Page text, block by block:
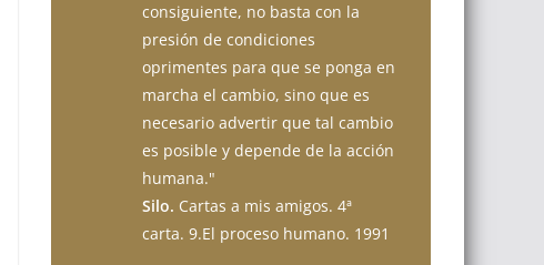
consiguiente, no basta con la
presión de condiciones
oprimentes para que se ponga en
marcha el cambio, sino que es
necesario advertir que tal cambio
es posible y depende de la acción
humana."
Silo. Cartas a mis amigos. 4ª
carta. 9.El proceso humano. 1991